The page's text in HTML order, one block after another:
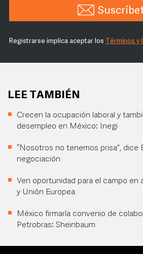
Registrarse implica aceptar los Términos y
LEE TAMBIÉN
Crecen la ocupación laboral y
desempleo en México: Inegi
“Nosotros no tenemos prisa”, dice
negociación
Ven oportunidad para el campo
y Unión Europea
México firmaría convenio de
Petrobras: Sheinbaum